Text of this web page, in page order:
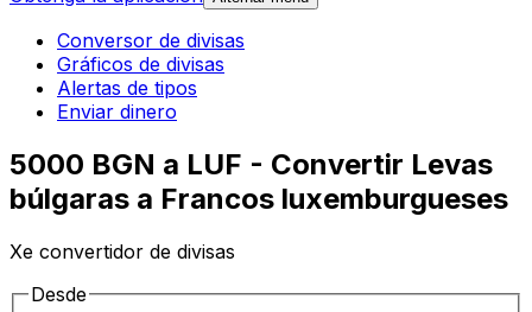
Conversor de divisas
Gráficos de divisas
Alertas de tipos
Enviar dinero
5000 BGN a LUF - Convertir Levas
búlgaras a Francos luxemburgueses
Xe convertidor de divisas
Desde